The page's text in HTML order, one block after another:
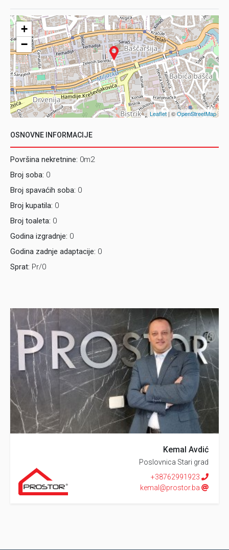
Mob: 062/759-217
Tel: 033/266-960
E-mail: starigrad1@prostor.ba
+
−
Leaflet| ©OpenStreetMap
OSNOVNE INFORMACIJE
Površina nekretnine: 0m2
Broj soba: 0
Broj spavaćih soba: 0
Broj kupatila: 0
Broj toaleta: 0
Godina izgradnje: 0
Godina zadnje adaptacije: 0
Sprat: Pr/0
Kemal Avdić
Poslovnica Stari grad
+38762991923
kemal@prostor.ba